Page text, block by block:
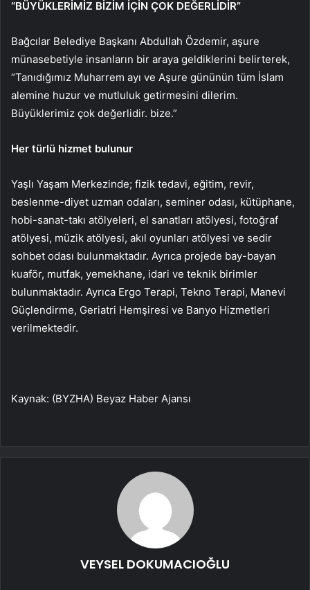
“BÜYÜKLERİMİZ BİZİM İÇİN ÇOK DEĞERLİDİR”
Bağcılar Belediye Başkanı Abdullah Özdemir, aşure
münasebetiyle insanların bir araya geldiklerini belirterek,
“Tanıdığımız Muharrem ayı ve Aşure gününün tüm İslam
alemine huzur ve mutluluk getirmesini dilerim.
Büyüklerimiz çok değerlidir. bize.”
Her türlü hizmet bulunur
Yaşlı Yaşam Merkezinde; fizik tedavi, eğitim, revir,
beslenme-diyet uzman odaları, seminer odası, kütüphane,
hobi-sanat-takı atölyeleri, el sanatları atölyesi, fotoğraf
atölyesi, müzik atölyesi, akıl oyunları atölyesi ve sedir
sohbet odası bulunmaktadır. Ayrıca projede bay-bayan
kuaför, mutfak, yemekhane, idari ve teknik birimler
bulunmaktadır. Ayrıca Ergo Terapi, Tekno Terapi, Manevi
Güçlendirme, Geriatri Hemşiresi ve Banyo Hizmetleri
verilmektedir.
Kaynak: (BYZHA) Beyaz Haber Ajansı
VEYSEL DOKUMACIOĞLU